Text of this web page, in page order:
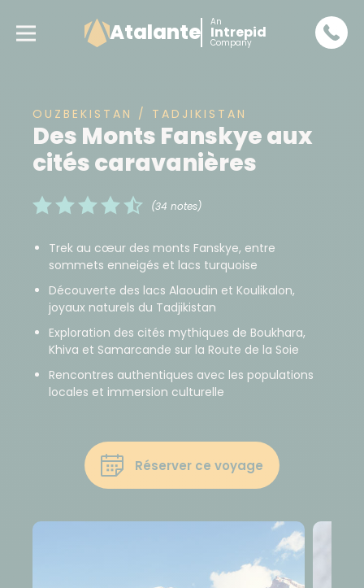
Atalante An
Intrepid
Company
OUZBEKISTAN / TADJIKISTAN
Des Monts Fanskye aux
cités caravanières
(34 notes)
Trek au cœur des monts Fanskye, entre
sommets enneigés et lacs turquoise
Découverte des lacs Alaoudin et Koulikalon,
joyaux naturels du Tadjikistan
Exploration des cités mythiques de Boukhara,
Khiva et Samarcande sur la Route de la Soie
Rencontres authentiques avec les populations
locales et immersion culturelle
Réserver ce voyage